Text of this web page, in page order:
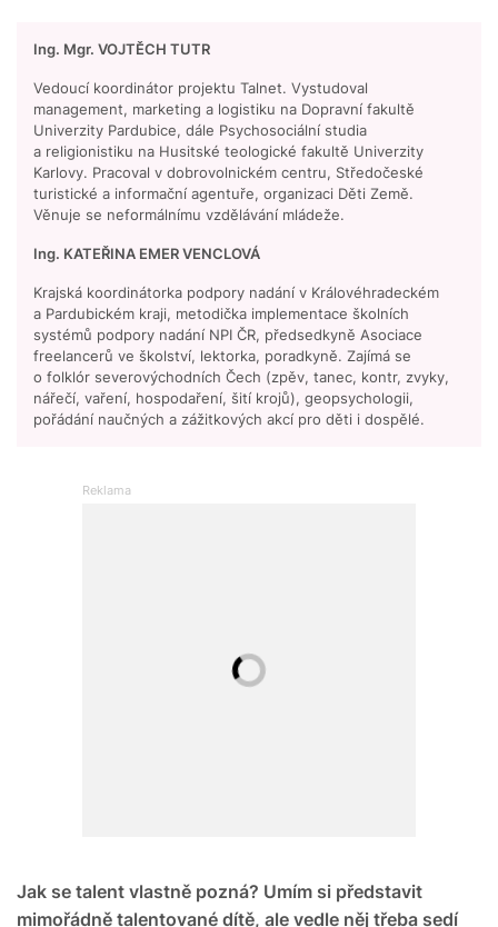
Ing. Mgr. VOJTĚCH TUTR
Vedoucí koordinátor projektu Talnet. Vystudoval
management, marketing a logistiku na Dopravní fakultě
Univerzity Pardubice, dále Psychosociální studia
a religionistiku na Husitské teologické fakultě Univerzity
Karlovy. Pracoval v dobrovolnickém centru, Středočeské
turistické a informační agentuře, organizaci Děti Země.
Věnuje se neformálnímu vzdělávání mládeže.
Ing. KATEŘINA EMER VENCLOVÁ
Krajská koordinátorka podpory nadání v Královéhradeckém
a Pardubickém kraji, metodička implementace školních
systémů podpory nadání NPI ČR, předsedkyně Asociace
freelancerů ve školství, lektorka, poradkyně. Zajímá se
o folklór severovýchodních Čech (zpěv, tanec, kontr, zvyky,
nářečí, vaření, hospodaření, šití krojů), geopsychologii,
pořádání naučných a zážitkových akcí pro děti i dospělé.
Jak se talent vlastně pozná? Umím si představit
mimořádně talentované dítě, ale vedle něj třeba sedí